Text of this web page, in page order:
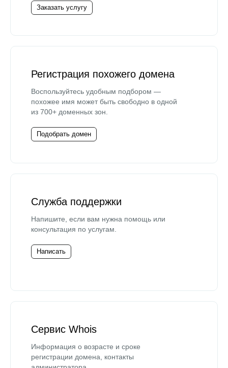
Заказать услугу
Регистрация похожего домена
Воспользуйтесь удобным подбором —
похожее имя может быть свободно в одной
из 700+ доменных зон.
Подобрать домен
Служба поддержки
Напишите, если вам нужна помощь или
консультация по услугам.
Написать
Сервис Whois
Информация о возрасте и сроке
регистрации домена, контакты